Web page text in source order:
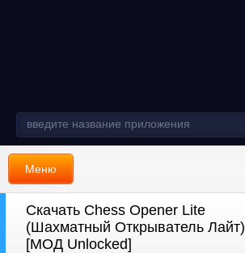
Меню
Скачать Chess Opener Lite
(Шахматный Открыватель Лайт)
[МОД Unlocked]